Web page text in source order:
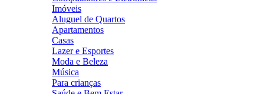
Imóveis
Aluguel de Quartos
Apartamentos
Casas
Lazer e Esportes
Moda e Beleza
Música
Para crianças